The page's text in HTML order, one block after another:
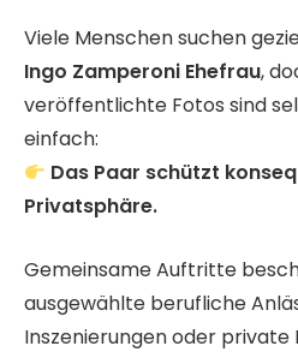
Viele Menschen suchen
Ingo Zamperoni Ehefrau,
veröffentlichte Fotos sind
einfach:
Das Paar schützt
Privatsphäre.
Gemeinsame Auftritte
ausgewählte berufliche
Inszenierungen oder private